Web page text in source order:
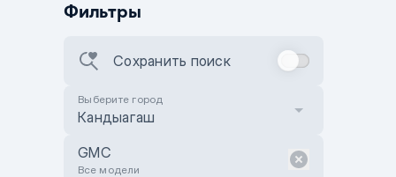
Фильтры
Сохранить поиск
Выберите город
Кандыагаш
GMC
Все модели